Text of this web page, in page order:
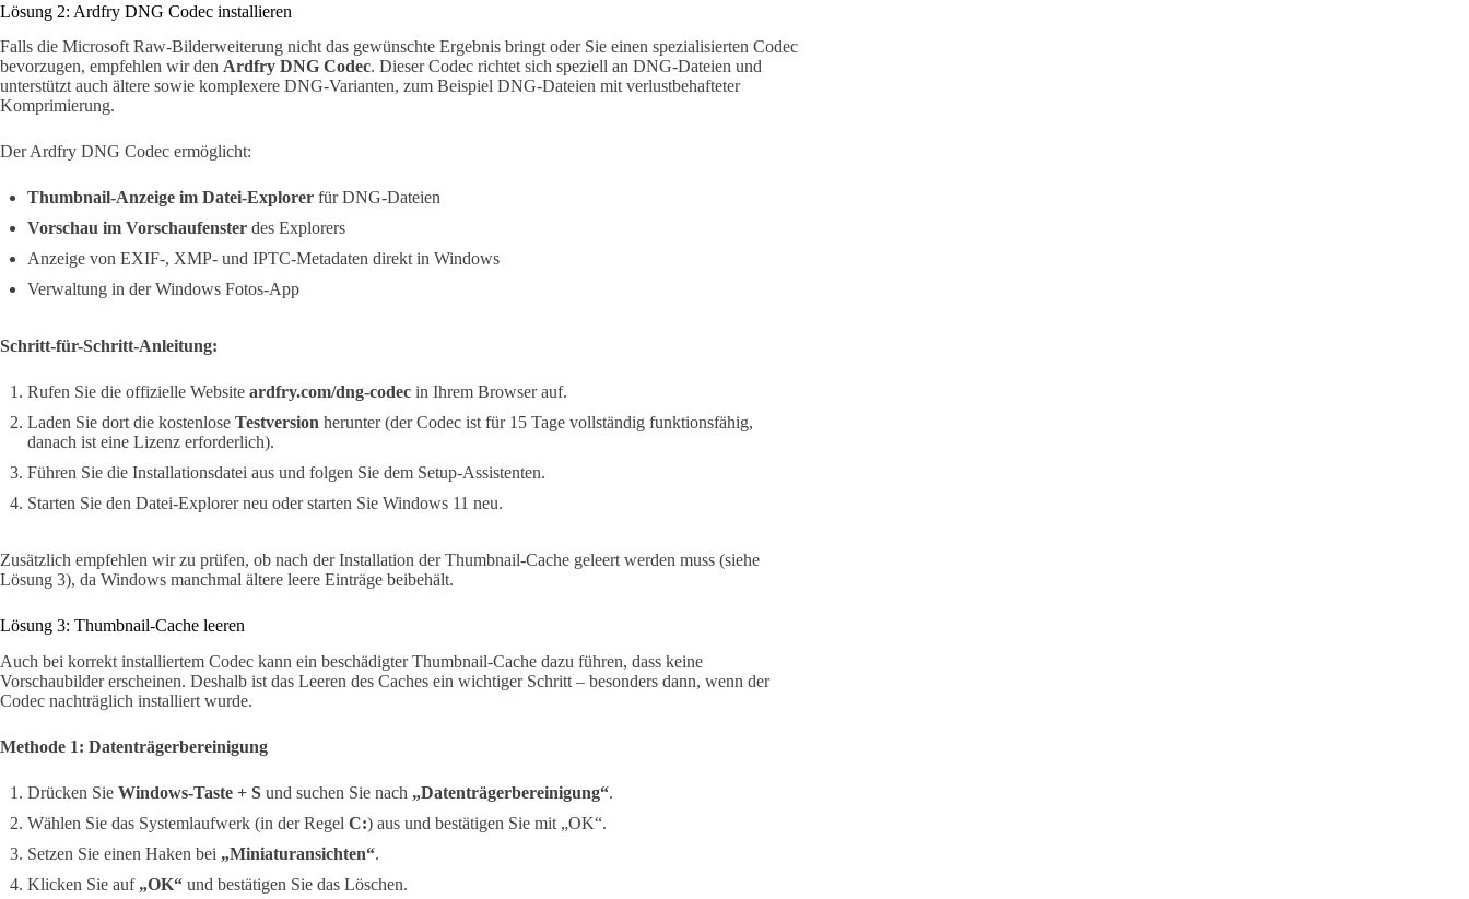
Lösung 2: Ardfry DNG Codec installieren
Falls die Microsoft Raw-Bilderweiterung nicht das gewünschte Ergebnis bringt oder Sie einen spezialisierten Codec
bevorzugen, empfehlen wir den Ardfry DNG Codec. Dieser Codec richtet sich speziell an DNG-Dateien und
unterstützt auch ältere sowie komplexere DNG-Varianten, zum Beispiel DNG-Dateien mit verlustbehafteter
Komprimierung.
Der Ardfry DNG Codec ermöglicht:
Thumbnail-Anzeige im Datei-Explorer für DNG-Dateien
Vorschau im Vorschaufenster des Explorers
Anzeige von EXIF-, XMP- und IPTC-Metadaten direkt in Windows
Verwaltung in der Windows Fotos-App
Schritt-für-Schritt-Anleitung:
Rufen Sie die offizielle Website ardfry.com/dng-codec in Ihrem Browser auf.
Laden Sie dort die kostenlose Testversion herunter (der Codec ist für 15 Tage vollständig funktionsfähig,
danach ist eine Lizenz erforderlich).
Führen Sie die Installationsdatei aus und folgen Sie dem Setup-Assistenten.
Starten Sie den Datei-Explorer neu oder starten Sie Windows 11 neu.
Zusätzlich empfehlen wir zu prüfen, ob nach der Installation der Thumbnail-Cache geleert werden muss (siehe
Lösung 3), da Windows manchmal ältere leere Einträge beibehält.
Lösung 3: Thumbnail-Cache leeren
Auch bei korrekt installiertem Codec kann ein beschädigter Thumbnail-Cache dazu führen, dass keine
Vorschaubilder erscheinen. Deshalb ist das Leeren des Caches ein wichtiger Schritt – besonders dann, wenn der
Codec nachträglich installiert wurde.
Methode 1: Datenträgerbereinigung
Drücken Sie Windows-Taste + S und suchen Sie nach „Datenträgerbereinigung“.
Wählen Sie das Systemlaufwerk (in der Regel C:) aus und bestätigen Sie mit „OK“.
Setzen Sie einen Haken bei „Miniaturansichten“.
Klicken Sie auf „OK“ und bestätigen Sie das Löschen.